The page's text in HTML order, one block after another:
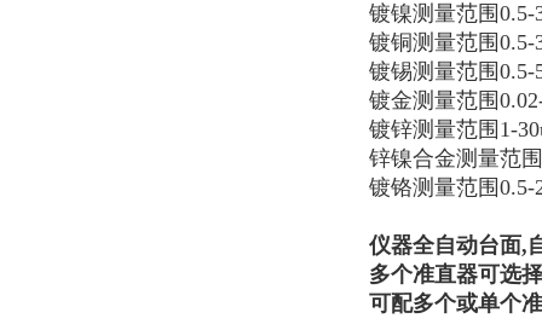
镀镍测量范围0.5-
镀铜测量范围0.5-
镀锡测量范围0.5-
镀金测量范围
镀锌测量范围1-
锌镍合金测量范
镀铬测量范围0.5-
仪器全自动台面,
多个准直器可选
可配多个或单个